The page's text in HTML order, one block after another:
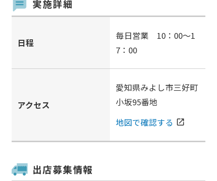
実施詳細
日程
毎日営業 10：00～1
7：00
アクセス
愛知県みよし市三好町
小坂95番地
地図で確認する open_in_new
出店募集情報